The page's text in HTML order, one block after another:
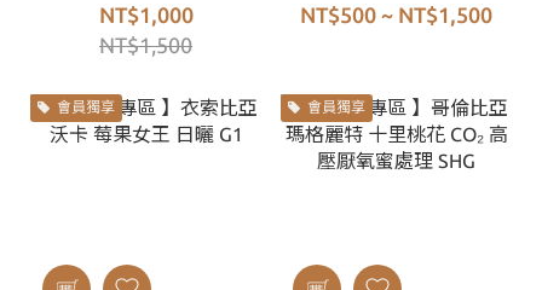
NT$1,000
NT$1,500
NT$500 ~ NT$1,500
會員獨享 會員獨享